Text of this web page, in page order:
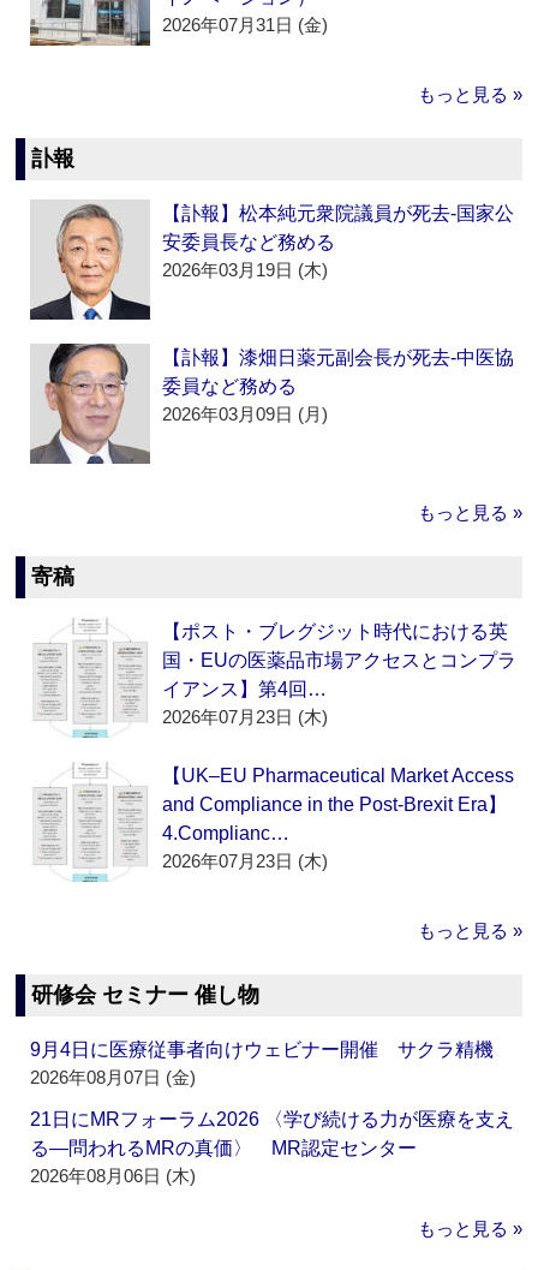
2026年07月31日 (金)
もっと見る »
訃報
【訃報】松本純元衆院議員が死去‐国家公
安委員長など務める
2026年03月19日 (木)
【訃報】漆畑日薬元副会長が死去‐中医協
委員など務める
2026年03月09日 (月)
もっと見る »
寄稿
【ポスト・ブレグジット時代における英
国・EUの医薬品市場アクセスとコンプラ
イアンス】第4回…
2026年07月23日 (木)
【UK–EU Pharmaceutical Market Access
and Compliance in the Post-Brexit Era】
4.Complianc…
2026年07月23日 (木)
もっと見る »
研修会 セミナー 催し物
9月4日に医療従事者向けウェビナー開催 サクラ精機
2026年08月07日 (金)
21日にMRフォーラム2026 〈学び続ける力が医療を支え
る―問われるMRの真価〉 MR認定センター
2026年08月06日 (木)
もっと見る »